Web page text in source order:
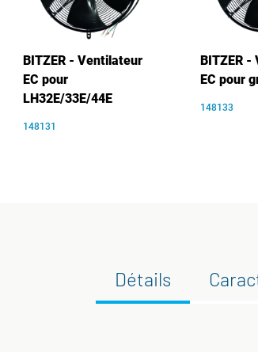
BITZER - Ventilateur
EC pour
LH32E/33E/44E
148131
BITZER
EC pour
148133
Détails